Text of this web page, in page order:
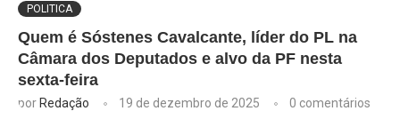
POLITICA
Quem é Sóstenes Cavalcante, líder do PL na
Câmara dos Deputados e alvo da PF nesta
sexta-feira
por Redação 19 de dezembro de 2025 0 comentários